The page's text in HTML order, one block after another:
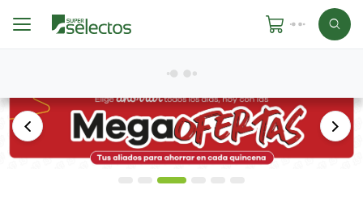
Anterior